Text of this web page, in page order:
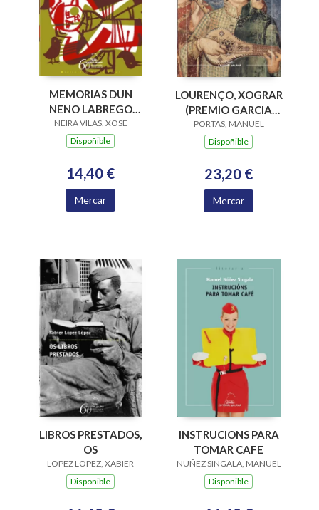
MEMORIAS DUN
NENO LABREGO
(B.N.VILAS)
NEIRA VILAS, XOSE
Dispoñible
14,40 €
Mercar
LOURENÇO, XOGRAR
(PREMIO GARCIA
BARROS 2015)
PORTAS, MANUEL
Dispoñible
23,20 €
Mercar
LIBROS PRESTADOS,
OS
LOPEZ LOPEZ, XABIER
Dispoñible
INSTRUCIONS PARA
TOMAR CAFE
NUÑEZ SINGALA, MANUEL
Dispoñible